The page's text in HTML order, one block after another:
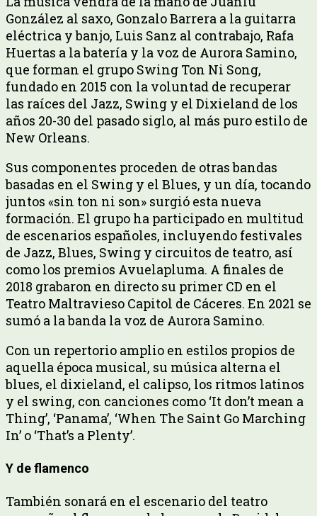
González al saxo, Gonzalo Barrera a la guitarra
eléctrica y banjo, Luis Sanz al contrabajo, Rafa
Huertas a la batería y la voz de Aurora Samino,
que forman el grupo Swing Ton Ni Song,
fundado en 2015 con la voluntad de recuperar
las raíces del Jazz, Swing y el Dixieland de los
años 20-30 del pasado siglo, al más puro estilo de
New Orleans.
Sus componentes proceden de otras bandas
basadas en el Swing y el Blues, y un día, tocando
juntos «sin ton ni son» surgió esta nueva
formación. El grupo ha participado en multitud
de escenarios españoles, incluyendo festivales
de Jazz, Blues, Swing y circuitos de teatro, así
como los premios Avuelapluma. A finales de
2018 grabaron en directo su primer CD en el
Teatro Maltravieso Capitol de Cáceres. En 2021 se
sumó a la banda la voz de Aurora Samino.
Con un repertorio amplio en estilos propios de
aquella época musical, su música alterna el
blues, el dixieland, el calipso, los ritmos latinos
y el swing, con canciones como ‘It don’t mean a
Thing’, ‘Panama’, ‘When The Saint Go Marching
In’ o ‘That’s a Plenty’.
Y de flamenco
También sonará en el escenario del teatro